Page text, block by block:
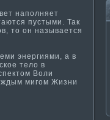
наполняет
пустыми. Так
то он называется
энергиями, а в
тело в
Воли
мигом Жизни